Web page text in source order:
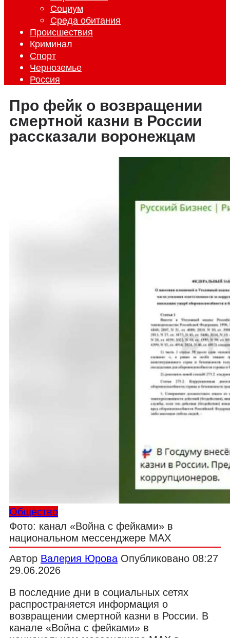
Социум
Среда обитания
Происшествия
Криминал
Спорт
Черноземье
Россия
Про фейк о возвращении
смертной казни в России
рассказали воронежцам
Общество
Фото: канал «Война с фейками» в
национальном мессенджере MAX
Автор Валерия Юрова Опубликовано 08:27
29.06.2026
В последние дни в социальных сетях
распространяется информация о
возвращении смертной казни в России. В
канале «Война с фейками» в